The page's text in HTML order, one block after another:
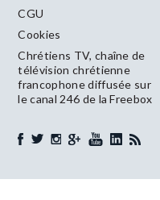
CGU
Cookies
Chrétiens TV, chaîne de
télévision chrétienne
francophone diffusée sur
le canal 246 de la Freebox